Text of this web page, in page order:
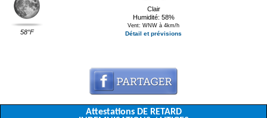
58°F
Clair
Humidité: 58%
Vent: WNW à 4km/h
Détail et prévisions
Attestations DE RETARD